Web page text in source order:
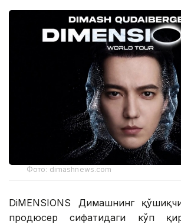
Фото: dimashnews.com
DiMENSIONS Димашнинг
продюсер сифатидаги кўп